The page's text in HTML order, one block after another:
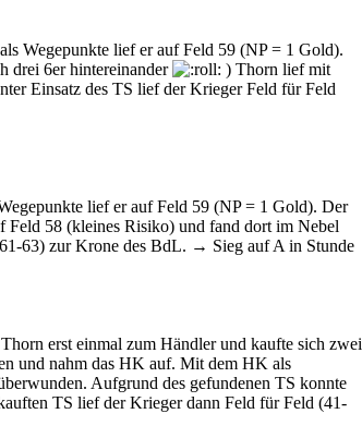
Wegepunkte lief er auf Feld 59 (NP = 1 Gold).
drei 6er hintereinander
) Thorn lief mit
Einsatz des TS lief der Krieger Feld für Feld
lief er auf Feld 59 (NP = 1 Gold). Der
58 (kleines Risiko) und fand dort im Nebel
63) zur Krone des BdL. → Sieg auf A in Stunde
erst einmal zum Händler und kaufte sich zwei
und nahm das HK auf. Mit dem HK als
Aufgrund des gefundenen TS konnte
TS lief der Krieger dann Feld für Feld (41-